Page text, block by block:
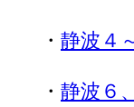
・ 静波４
・ 静波６